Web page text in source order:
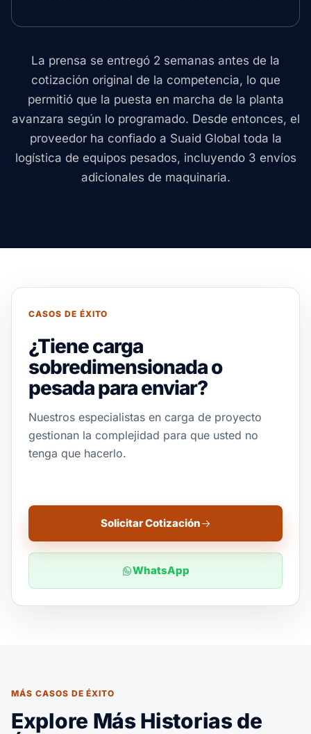
La prensa se entregó 2 semanas antes de la
cotización original de la competencia, lo que
permitió que la puesta en marcha de la planta
avanzara según lo programado. Desde entonces, el
proveedor ha confiado a Suaid Global toda la
logística de equipos pesados, incluyendo 3 envíos
adicionales de maquinaria.
CASOS DE ÉXITO
¿Tiene carga
sobredimensionada o
pesada para enviar?
Nuestros especialistas en carga de proyecto
gestionan la complejidad para que usted no
tenga que hacerlo.
Solicitar Cotización
WhatsApp
MÁS CASOS DE ÉXITO
Explore Más Historias de